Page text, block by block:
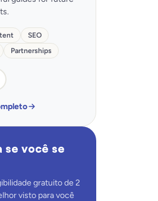
SEO
Partnerships
se você se
gratuito de 2
visto para você